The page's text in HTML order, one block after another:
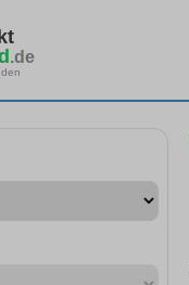
.de